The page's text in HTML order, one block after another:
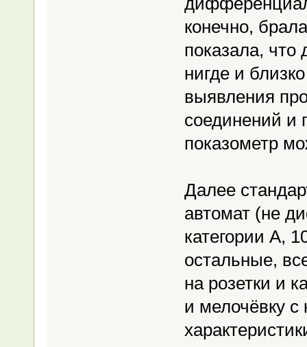
конечно,
показала,
нигде и
выявления
соединений и
показометр
Далее
автомат (не
категории А,
остальные,
на розетки и
и мелочёвку